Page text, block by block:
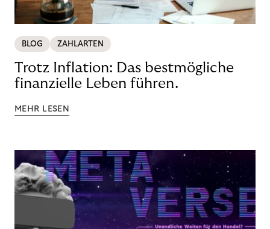
BLOG ZAHLARTEN
Trotz Inflation: Das bestmögliche
finanzielle Leben führen.
MEHR LESEN